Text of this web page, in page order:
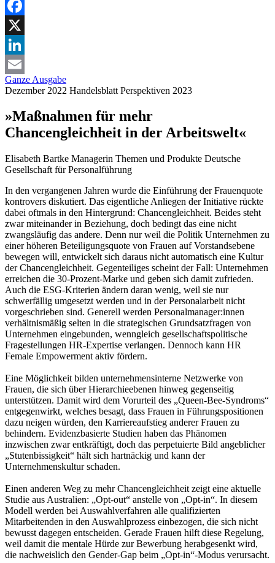
Facebook
X
LinkedIn
Email
Ganze Ausgabe
Dezember 2022 Handelsblatt Perspektiven 2023
»Maßnahmen für mehr
Chancengleichheit in der Arbeitswelt«
Elisabeth Bartke Managerin Themen und Produkte Deutsche
Gesellschaft für Personalführung
In den vergangenen Jahren wurde die Einführung der Frauenquote
kontrovers diskutiert. Das eigentliche Anliegen der Initiative rückte
dabei oftmals in den Hintergrund: Chancengleichheit. Beides steht
zwar miteinander in Beziehung, doch bedingt das eine nicht
zwangsläufig das andere. Denn nur weil die Politik Unternehmen zu
einer höheren Beteiligungsquote von Frauen auf Vorstandsebene
bewegen will, entwickelt sich daraus nicht automatisch eine Kultur
der Chancengleichheit. Gegenteiliges scheint der Fall: Unternehmen
erreichen die 30-Prozent-Marke und geben sich damit zufrieden.
Auch die ESG-Kriterien ändern daran wenig, weil sie nur
schwerfällig umgesetzt werden und in der Personalarbeit nicht
vorgeschrieben sind. Generell werden Personalmanager:innen
verhältnismäßig selten in die strategischen Grundsatzfragen von
Unternehmen eingebunden, wenngleich gesellschaftspolitische
Fragestellungen HR-Expertise verlangen. Dennoch kann HR
Female Empowerment aktiv fördern.
Eine Möglichkeit bilden unternehmensinterne Netzwerke von
Frauen, die sich über Hierarchieebenen hinweg gegenseitig
unterstützen. Damit wird dem Vorurteil des „Queen-Bee-Syndroms“
entgegenwirkt, welches besagt, dass Frauen in Führungspositionen
dazu neigen würden, den Karriereaufstieg anderer Frauen zu
behindern. Evidenzbasierte Studien haben das Phänomen
inzwischen zwar entkräftigt, doch das perpetuierte Bild angeblicher
„Stutenbissigkeit“ hält sich hartnäckig und kann der
Unternehmenskultur schaden.
Einen anderen Weg zu mehr Chancengleichheit zeigt eine aktuelle
Studie aus Australien: „Opt-out“ anstelle von „Opt-in“. In diesem
Modell werden bei Auswahlverfahren alle qualifizierten
Mitarbeitenden in den Auswahlprozess einbezogen, die sich nicht
bewusst dagegen entscheiden. Gerade Frauen hilft diese Regelung,
weil damit die mentale Hürde zur Bewerbung herabgesenkt wird,
die nachweislich den Gender-Gap beim „Opt-in“-Modus verursacht.